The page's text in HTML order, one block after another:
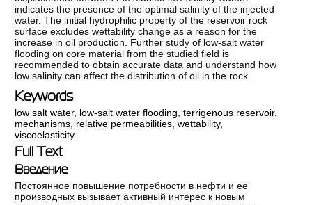
indicates the presence of the optimal salinity of the injected
water. The initial hydrophilic property of the reservoir rock
surface excludes wettability change as a reason for the
increase in oil production. Further study of low-salt water
flooding on core material from the studied field is
recommended to obtain accurate data and understand how
low salinity can affect the distribution of oil in the rock.
Keywords
low salt water, low-salt water flooding ,terrigenous reservoir,
mechanisms relative permeabilities ,wettability,
viscoelasticity
Full Text
Введение
Постоянное повышение потребности в нефти и её
производных вызывает активный интерес к новым